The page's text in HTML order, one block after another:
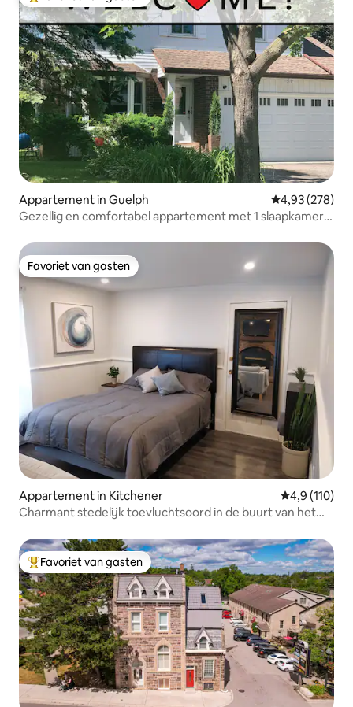
Topfavoriet van gasten
Appartement in Guelph Gemiddelde
4,93 (278)
Gezellig en comfortabel appartement met 1 slaapkamer
Favoriet van gasten
Favoriet van gasten
Appartement in Kitchener Gemiddelde
4,9 (110)
Charmant stedelijk toevluchtsoord in de buurt van het
Topfavoriet van gasten
Favoriet van gasten